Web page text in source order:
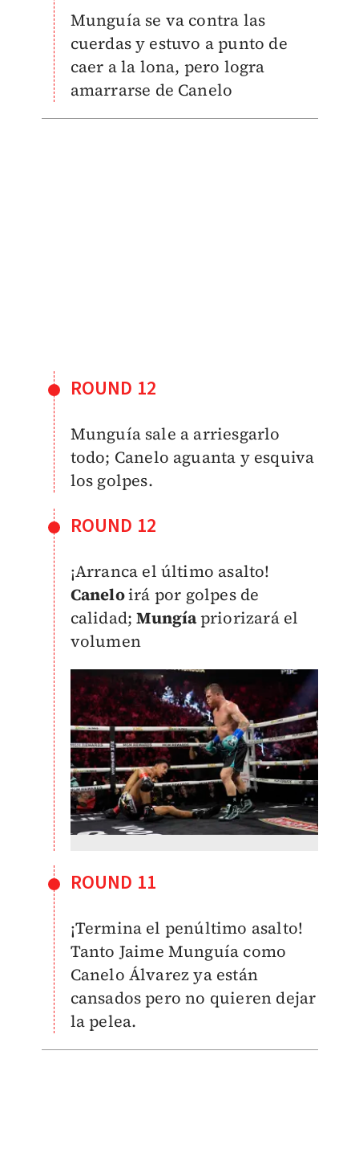
Munguía se va contra las
cuerdas y estuvo a punto de
caer a la lona, pero logra
amarrarse de Canelo
ROUND 12
Munguía sale a arriesgarlo
todo; Canelo aguanta y esquiva
los golpes.
ROUND 12
¡Arranca el último asalto!
Caneloirá por golpes de
calidad;Mungíapriorizará el
volumen
ROUND 11
¡Termina el penúltimo asalto!
Tanto Jaime Munguía como
Canelo Álvarez ya están
cansados pero no quieren dejar
la pelea.